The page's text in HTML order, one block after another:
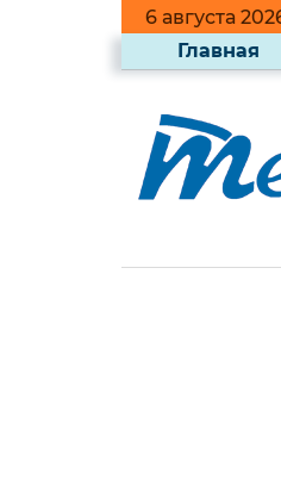
6 августа
Главная